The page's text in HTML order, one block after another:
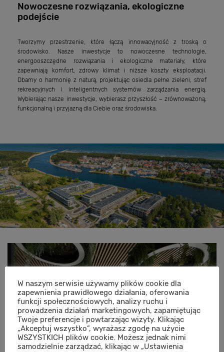
Nowoczesne rozwiązania, ekologiczne
podejście
Tworzymy przestrzenie, które łączą innowacyjność z troską o
środowisko. Nasze inwestycje to nowoczesne technologie,
energooszczędne rozwiązania i ekologiczne materiały, które
zapewniają komfort, zdrowy klimat i niższe koszty eksploatacji.
Dbamy o harmonię z naturą, projektując osiedla pełne zieleni, stref
rekreacyjnych i inteligentnych systemów zarządzania energią.
Wybierając nasze inwestycje, wybierasz przyszłość – zrównoważoną,
funkcjonalną i przyjazną dla Ciebie oraz środowiska.
W naszym serwisie używamy plików cookie dla
zapewnienia prawidłowego działania, oferowania
funkcji społecznościowych, analizy ruchu i
prowadzenia działań marketingowych, zapamiętując
Twoje preferencje i powtarzając wizyty. Klikając
„Akceptuj wszystko”, wyrażasz zgodę na użycie
WSZYSTKICH plików cookie. Możesz jednak nimi
samodzielnie zarządzać, klikając w „Ustawienia